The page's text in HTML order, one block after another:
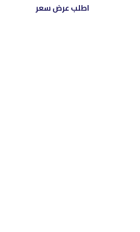
اطلب عرض سعر